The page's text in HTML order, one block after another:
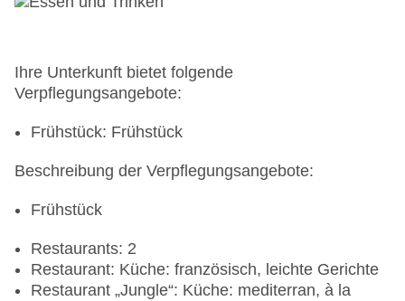
Ihre Unterkunft bietet folgende
Verpflegungsangebote:
Frühstück: Frühstück
Beschreibung der Verpflegungsangebote:
Frühstück
Restaurants: 2
Restaurant: Küche: französisch, leichte Gerichte
Restaurant „Jungle“: Küche: mediterran, à la